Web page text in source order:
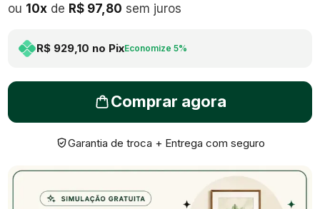
ou 10x de R$ 97,80 sem juros
R$ 929,10 no PixEconomize 5%
Comprar agora
Garantia de troca + Entrega com seguro